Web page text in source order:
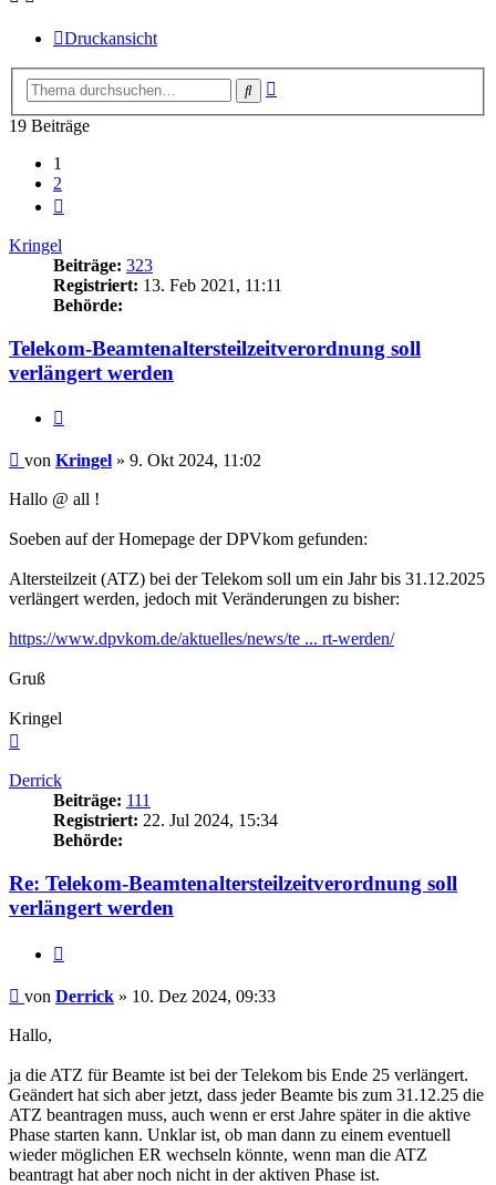
Druckansicht
Suche
19 Beiträge
1
2
Kringel
Beiträge: 323
Registriert: 13. Feb 2021, 11:11
Behörde:
Telekom-Beamtenaltersteilzeitverordnung soll
verlängert werden
Beitrag
von Kringel » 9. Okt 2024, 11:02
Hallo @ all !
Soeben auf der Homepage der DPVkom gefunden:
Altersteilzeit (ATZ) bei der Telekom soll um ein Jahr bis 31.12.2025
verlängert werden, jedoch mit Veränderungen zu bisher:
https://www.dpvkom.de/aktuelles/news/te ... rt-werden/
Gruß
Kringel
Derrick
Beiträge: 111
Registriert: 22. Jul 2024, 15:34
Behörde:
Re: Telekom-Beamtenaltersteilzeitverordnung soll
verlängert werden
Beitrag
von Derrick » 10. Dez 2024, 09:33
Hallo,
ja die ATZ für Beamte ist bei der Telekom bis Ende 25 verlängert.
Geändert hat sich aber jetzt, dass jeder Beamte bis zum 31.12.25 die
ATZ beantragen muss, auch wenn er erst Jahre später in die aktive
Phase starten kann. Unklar ist, ob man dann zu einem eventuell
wieder möglichen ER wechseln könnte, wenn man die ATZ
beantragt hat aber noch nicht in der aktiven Phase ist.